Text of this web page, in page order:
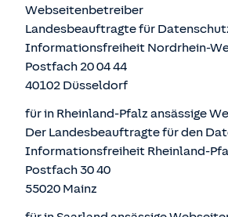
Webseitenbetreiber
Landesbeauftragte für
Informationsfreiheit Nordrhein-
Postfach 20 04 44
40102 Düsseldorf
für in Rheinland-Pfalz ansässige
Der Landesbeauftragte für den
Informationsfreiheit Rheinland-
Postfach 30 40
55020 Mainz